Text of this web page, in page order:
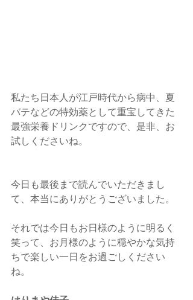
私たち日本人が江戸時代から病中、夏
バテなどの特効薬として重宝してきた
最強栄養ドリンクですので、是非、お
試しくださいね。
今日も最後まで読んでいただきまし
て、本当にありがとうございました。
それでは今日もお日様のように明るく
笑って、お月様のように穏やかな気持
ちで楽しい一日をお過ごしください
ね。